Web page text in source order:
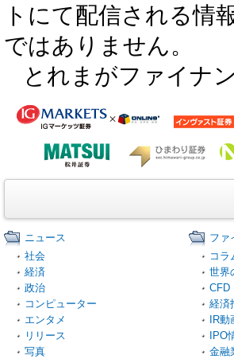
トにて配信される情
ではありません。
とれまがファイナ
ニュース
社会
経済
政治
コンピューター
エンタメ
リリース
写真
ファ
コラ
世界
CFD
経済
IR動
IPO
金融